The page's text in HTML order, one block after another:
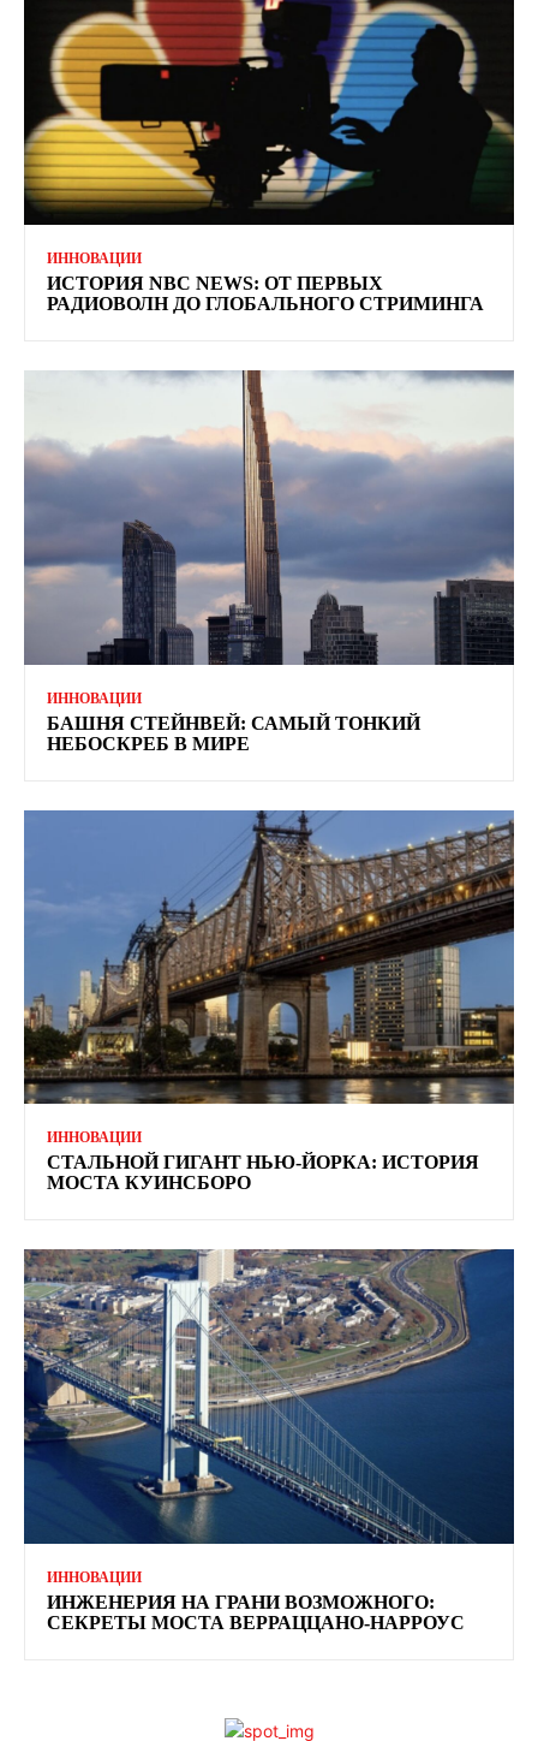
ИННОВАЦИИ
ИСТОРИЯ NBC NEWS: ОТ ПЕРВЫХ
РАДИОВОЛН ДО ГЛОБАЛЬНОГО СТРИМИНГА
ИННОВАЦИИ
БАШНЯ СТЕЙНВЕЙ: САМЫЙ ТОНКИЙ
НЕБОСКРЕБ В МИРЕ
ИННОВАЦИИ
СТАЛЬНОЙ ГИГАНТ НЬЮ-ЙОРКА: ИСТОРИЯ
МОСТА КУИНСБОРО
ИННОВАЦИИ
ИНЖЕНЕРИЯ НА ГРАНИ ВОЗМОЖНОГО:
СЕКРЕТЫ МОСТА ВЕРРАЦЦАНО-НАРРОУС